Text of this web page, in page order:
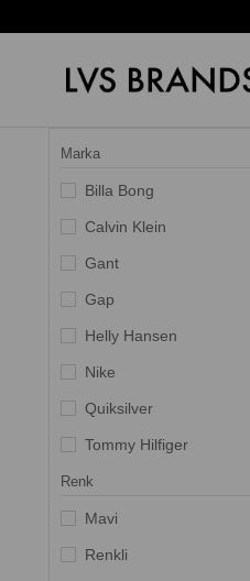
Marka
Billa Bong
Calvin Klein
Gant
Gap
Helly Hansen
Nike
Quiksilver
Tommy Hilfiger
Renk
Mavi
Renkli